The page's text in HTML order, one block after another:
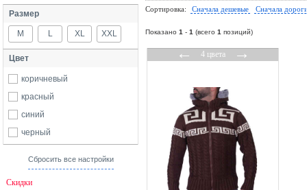
Размер
M L XL XXL
Цвет
коричневый
красный
синий
черный
Сбросить все настройки
Скидки
Сортировка: Сначала дешевые Сначала
Показано 1 - 1 (всего 1 позиций)
←4 цвета→